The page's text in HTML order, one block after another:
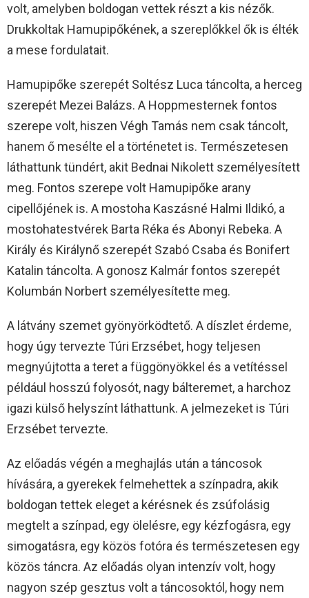
volt, amelyben boldogan vettek részt a kis nézők.
Drukkoltak Hamupipőkének, a szereplőkkel ők is élték
a mese fordulatait.
Hamupipőke szerepét Soltész Luca táncolta, a herceg
szerepét Mezei Balázs. A Hoppmesternek fontos
szerepe volt, hiszen Végh Tamás nem csak táncolt,
hanem ő mesélte el a történetet is. Természetesen
láthattunk tündért, akit Bednai Nikolett személyesített
meg. Fontos szerepe volt Hamupipőke arany
cipellőjének is. A mostoha Kaszásné Halmi Ildikó, a
mostohatestvérek Barta Réka és Abonyi Rebeka. A
Király és Királynő szerepét Szabó Csaba és Bonifert
Katalin táncolta. A gonosz Kalmár fontos szerepét
Kolumbán Norbert személyesítette meg.
A látvány szemet gyönyörködtető. A díszlet érdeme,
hogy úgy tervezte Túri Erzsébet, hogy teljesen
megnyújtotta a teret a függönyökkel és a vetítéssel
például hosszú folyosót, nagy bálteremet, a harchoz
igazi külső helyszínt láthattunk. A jelmezeket is Túri
Erzsébet tervezte.
Az előadás végén a meghajlás után a táncosok
hívására, a gyerekek felmehettek a színpadra, akik
boldogan tettek eleget a kérésnek és zsúfolásig
megtelt a színpad, egy ölelésre, egy kézfogásra, egy
simogatásra, egy közös fotóra és természetesen egy
közös táncra. Az előadás olyan intenzív volt, hogy
nagyon szép gesztus volt a táncosoktól, hogy nem